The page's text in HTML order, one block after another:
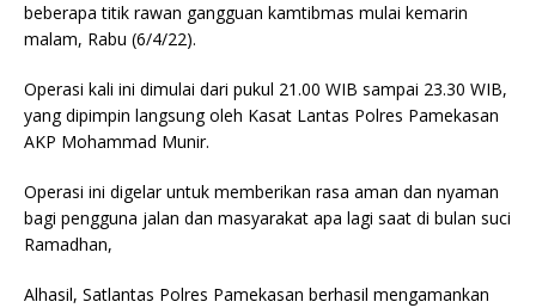
beberapa titik rawan gangguan kamtibmas mulai kemarin
malam, Rabu (6/4/22).
Operasi kali ini dimulai dari pukul 21.00 WIB sampai 23.30 WIB,
yang dipimpin langsung oleh Kasat Lantas Polres Pamekasan
AKP Mohammad Munir.
Operasi ini digelar untuk memberikan rasa aman dan nyaman
bagi pengguna jalan dan masyarakat apa lagi saat di bulan suci
Ramadhan,
Alhasil, Satlantas Polres Pamekasan berhasil mengamankan